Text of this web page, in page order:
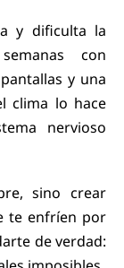
y dificulta la
con
y una
clima lo hace
nervioso
sino crear
te enfríen por
de verdad: